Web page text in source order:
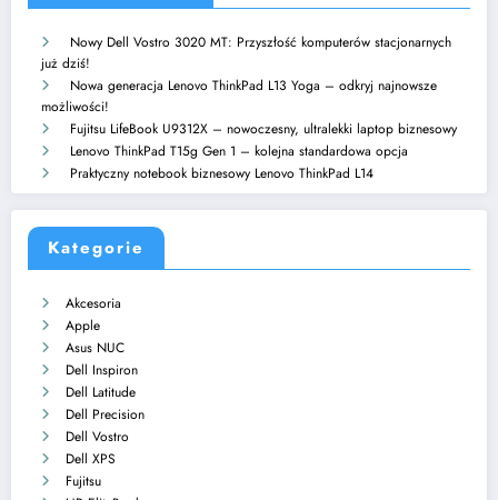
Nowy Dell Vostro 3020 MT: Przyszłość komputerów stacjonarnych
już dziś!
Nowa generacja Lenovo ThinkPad L13 Yoga – odkryj najnowsze
możliwości!
Fujitsu LifeBook U9312X – nowoczesny, ultralekki laptop biznesowy
Lenovo ThinkPad T15g Gen 1 – kolejna standardowa opcja
Praktyczny notebook biznesowy Lenovo ThinkPad L14
Kategorie
Akcesoria
Apple
Asus NUC
Dell Inspiron
Dell Latitude
Dell Precision
Dell Vostro
Dell XPS
Fujitsu